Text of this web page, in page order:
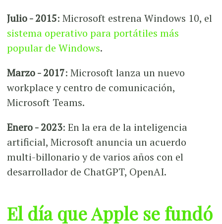
Julio - 2015: Microsoft estrena Windows 10, el
sistema operativo para portátiles más
popular de Windows.
Marzo - 2017: Microsoft lanza un nuevo
workplace y centro de comunicación,
Microsoft Teams.
Enero - 2023: En la era de la inteligencia
artificial, Microsoft anuncia un acuerdo
multi-billonario y de varios años con el
desarrollador de ChatGPT, OpenAI.
El día que Apple se fundó